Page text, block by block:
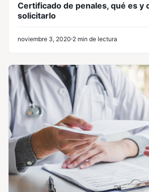
Certificado de penales, qué es y
solicitarlo
noviembre 3, 2020 2 min de lectura